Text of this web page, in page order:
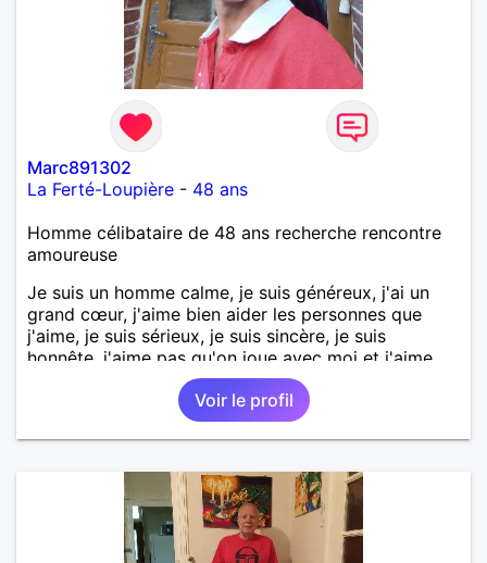
Marc891302
La Ferté-Loupière - 48 ans
Homme célibataire de 48 ans recherche rencontre
amoureuse
Je suis un homme calme, je suis généreux, j'ai un
grand cœur, j'aime bien aider les personnes que
j'aime, je suis sérieux, je suis sincère, je suis
honnête, j'aime pas qu'on joue avec moi et j'aime
pas les mensonges. Je cherche une relation
amoureuse et sérieuse.Voir le profil